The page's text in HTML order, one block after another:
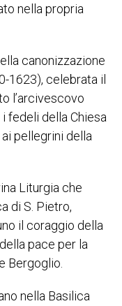
nella propria
canonizzazione
1623), celebrata il
l’arcivescovo
fedeli della Chiesa
pellegrini della
Liturgia che
di S. Pietro,
il coraggio della
pace per la
Bergoglio.
nella Basilica